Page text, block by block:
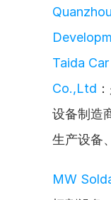
Taida
Co.,Ltd
设备制造
生产设备
MW